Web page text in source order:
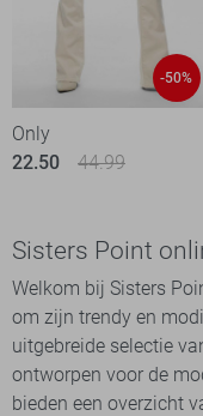
-50%
Only
22.50
44.99
Sisters Point
Welkom bij Sisters
om zijn trendy en
uitgebreide selectie
ontworpen voor de
bieden een overzicht